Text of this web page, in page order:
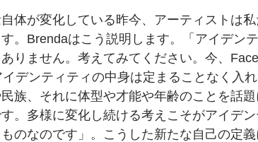
体が変化している昨今、 アーティストは
。 Brendaはこう 説明します。 「アイデン
ありません。 考えてみてください。 今、
イデンティティの中身は定まる ことなく 入
族、 それに体型や才能や年齢のことを話題
。 多様に変化し続ける考えこそがアイデン
のなのです」。 こうした新たな自己の定義